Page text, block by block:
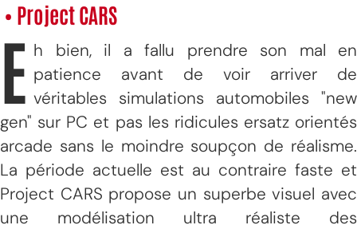
• Project CARS
E h bien, il a fallu prendre son mal en
patience avant de voir arriver de
véritables simulations automobiles "new
gen" sur PC et pas les ridicules ersatz orientés
arcade sans le moindre soupçon de réalisme.
La période actuelle est au contraire faste et
Project CARS propose un superbe visuel avec
une modélisation ultra réaliste des